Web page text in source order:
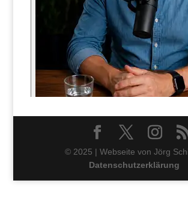
© 2025 | Webseite von Jörg
Datenschutzerklärung